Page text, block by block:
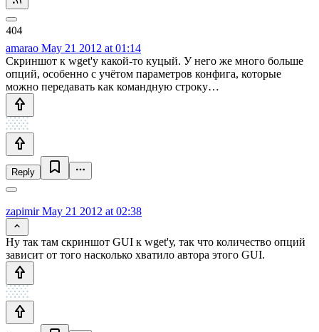
amarao May 21 2012 at 01:14
Скриншот к wget'у какой-то куцый. У него же много больше
опций, особенно с учётом параметров конфига, которые
можно передавать как командную строку…
Reply
zapimirMay 21 2012 at 02:38
Ну так там скриншот GUI к wget'у, так что количество опций
зависит от того насколько хватило автора этого GUI.